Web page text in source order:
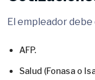
El empleador
AFP.
Salud (Fonasa o